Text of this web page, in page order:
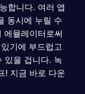
합니다. 여러 앱
동시에 누릴 수
에뮬레이터로써
기에 부드럽고
있을 겁니다. 녹
! 지금 바로 다운